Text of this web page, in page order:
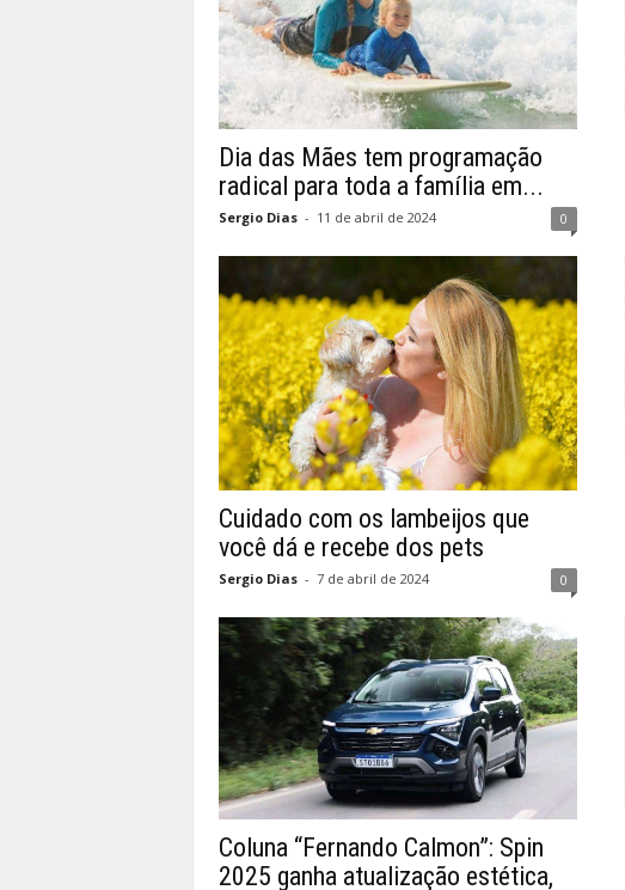
Dia das Mães tem programação
radical para toda a família em...
Sergio Dias - 11 de abril de 2024 0
Cuidado com os lambeijos que
você dá e recebe dos pets
Sergio Dias - 7 de abril de 2024 0
Coluna “Fernando Calmon”: Spin
2025 ganha atualização estética,